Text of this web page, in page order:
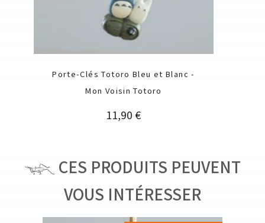
Porte-Clés Totoro Bleu et Blanc -
Mon Voisin Totoro
Prix
11,90 €
CES PRODUITS PEUVENT
VOUS INTÉRESSER